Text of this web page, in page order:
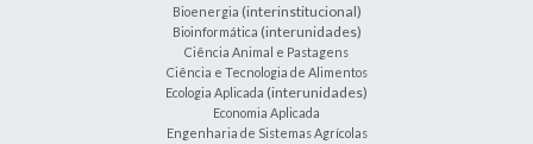
Bioenergia (interinstitucional)
Bioinformática (interunidades)
Ciência Animal e Pastagens
Ciência e Tecnologia de Alimentos
Ecologia Aplicada (interunidades)
Economia Aplicada
Engenharia de Sistemas Agrícolas